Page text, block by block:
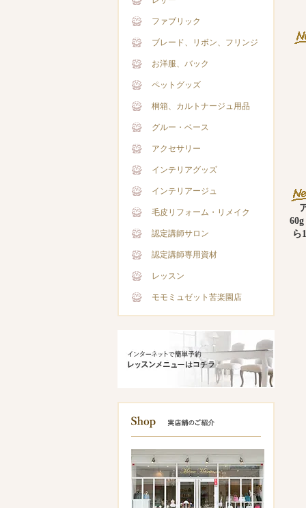
ファブリック
ブレード、リボン、フリンジ
お洋服、バック
ペットグッズ
桐箱、カルトナージュ用品
グルー・ベース
アクセサリー
インテリアグッズ
インテリアージュ
毛皮リフォーム・リメイク
認定講師サロン
認定講師専用資材
レッスン
モモミュゼット苦楽園店
ら